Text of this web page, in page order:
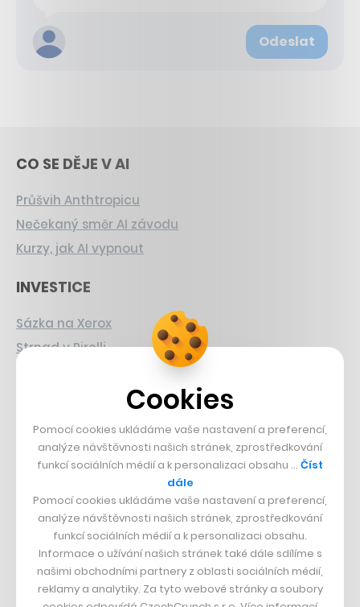
Odeslat
CO SE DĚJE V AI
Průšvih Anthtropicu
Nečekaný směr AI závodu
Kurzy, jak AI vypnout
INVESTICE
Sázka na Xerox
Strnad v Pirelli
PŘÍBĚHY Z GASTRA
Boční projekt, co se zvrtnul
Francouzský šéfkuchař na Šumavě
Dva golfisti, co pečou
DESIGN
Bomma není tichá
Originální hodinky
Cookies
Pomocí cookies ukládáme vaše nastavení a preferencí,
analýze návštěvnosti našich stránek, zprostředkování
funkcí sociálních médií a k personalizaci obsahu … Číst
dále
Pomocí cookies ukládáme vaše nastavení a preferencí,
analýze návštěvnosti našich stránek, zprostředkování
funkcí sociálních médií a k personalizaci obsahu.
Informace o užívání našich stránek také dále sdílíme s
našimi obchodními partnery z oblasti sociálních médií,
reklamy a analytiky. Za tyto webové stránky a soubory